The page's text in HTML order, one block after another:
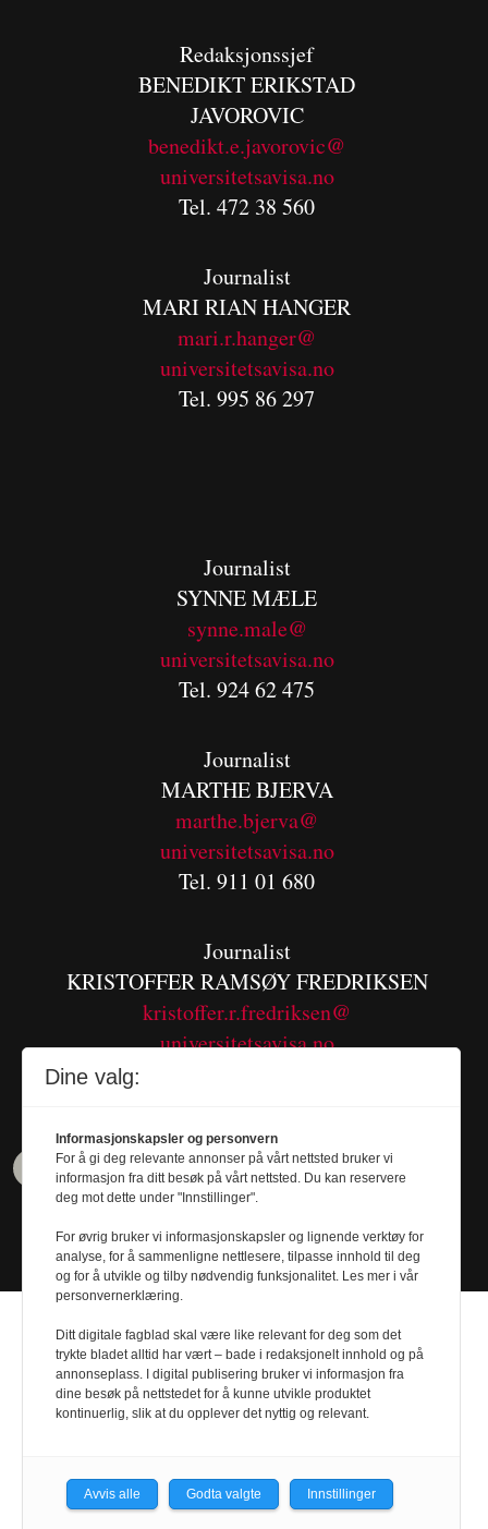
Redaksjonssjef
BENEDIKTERIKSTAD
JAVOROVIC
benedikt.e.javorovic@
universitetsavisa.no
Tel. 472 38 560
Journalist
MARI RIAN HANGER
mari.r.hanger@
universitetsavisa.no
Tel. 995 86 297
Journalist
SYNNE MÆLE
synne.male@
universitetsavisa.no
Tel. 924 62 475
Journalist
MARTHE BJERVA
marthe.bjerva@
universitetsavisa.no
Tel. 911 01 680
Journalist
KRISTOFFER RAMSØY FREDRIKSEN
kristoffer.r.fredriksen@
universitetsavisa.no
Design byNordström Design- Powered by
Dine valg:
Informasjonskapsler og personvern
For å gi deg relevante annonser på vårt nettsted bruker vi
informasjon fra ditt besøk på vårt nettsted. Du kan reservere
deg mot dette under "Innstillinger".
For øvrig bruker vi informasjonskapsler og lignende verktøy for
analyse, for å sammenligne nettlesere, tilpasse innhold til deg
og for å utvikle og tilby nødvendig funksjonalitet. Les mer i vår
personvernerklæring.
Ditt digitale fagblad skal være like relevant for deg som det
trykte bladet alltid har vært – bade i redaksjonelt innhold og på
annonseplass. I digital publisering bruker vi informasjon fra
dine besøk på nettstedet for å kunne utvikle produktet
kontinuerlig, slik at du opplever det nyttig og relevant.
Avvis alle Godta valgte Innstillinger